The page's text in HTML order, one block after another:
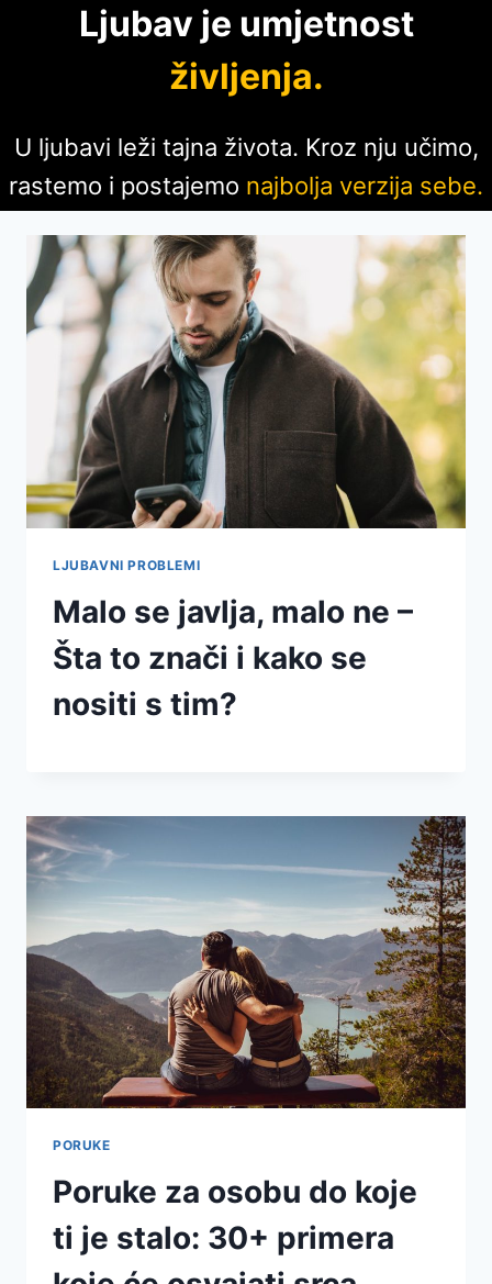
Ljubav je umjetnost
življenja.
U ljubavi leži tajna života. Kroz nju učimo,
rastemo i postajemo najbolja verzija sebe.
LJUBAVNI PROBLEMI
Malo se javlja, malo ne –
Šta to znači i kako se
nositi s tim?
PORUKE
Poruke za osobu do koje
ti je stalo: 30+ primera